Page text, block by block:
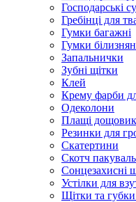
Господарські
Гребінці для
Гумки багажні
Гумки
Запальнички
Зубні щітки
Клей
Крему фарби
Одеколони
Плащі
Резинки для
Скатертини
Скотч
Сонцезахисні
Устілки для
Щітки та губки